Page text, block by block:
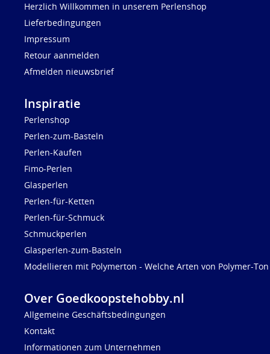
Herzlich Willkommen in unserem Perlenshop
Lieferbedingungen
Impressum
Retour aanmelden
Afmelden nieuwsbrief
Inspiratie
Perlenshop
Perlen-zum-Basteln
Perlen-Kaufen
Fimo-Perlen
Glasperlen
Perlen-für-Ketten
Perlen-für-Schmuck
Schmuckperlen
Glasperlen-zum-Basteln
Modellieren mit Polymerton - Welche Arten von Polymer-
Over Goedkoopstehobby.nl
Allgemeine Geschäftsbedingungen
Kontakt
Informationen zum Unternehmen